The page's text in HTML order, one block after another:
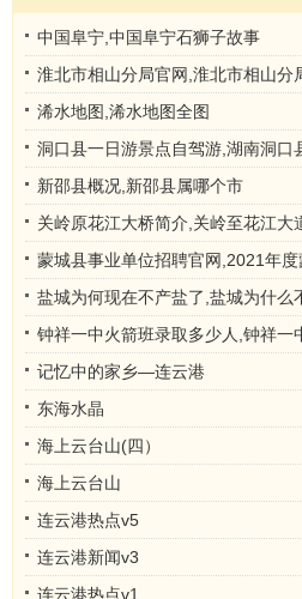
中国阜宁,中国阜宁石狮子故事
淮北市相山分局官网,淮北市相山分
浠水地图,浠水地图全图
洞口县一日游景点自驾游,湖南洞口
新邵县概况,新邵县属哪个市
关岭原花江大桥简介,关岭至花江大
蒙城县事业单位招聘官网,2021年
公开招聘工
盐城为何现在不产盐了,盐城为什么
钟祥一中火箭班录取多少人,钟祥一
少人啊
记忆中的家乡—连云港
东海水晶
海上云台山(四）
海上云台山
连云港热点v5
连云港新闻v3
连云港热点v1